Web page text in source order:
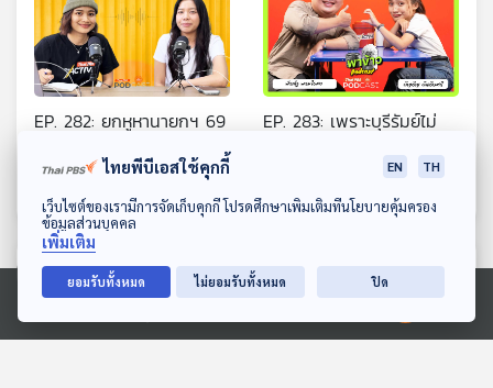
ดาวน์โหลด Thai PBS Podcast Application
Ⓒ 2020 องค์การกระจายเสียงและแพร่ภาพสาธารณะแห่งประเทศไทย
EP. 282: ยกหูหานายกฯ 69
The Active Podcast
EP. 283: เพราะบุรีรัมย์ไม่
The Active Podcast
ตอนที่เกี่ยวข้อง
ไทยพีบีเอสใช้คุกกี้ EN TH
เว็บไซต์ของเรามีการจัดเก็บคุกกี้ โปรดศึกษาเพิ่มเติมที่นโยบายคุ้มครอง
ข้อมูลส่วนบุคคล
เพิ่มเติม
ยอมรับทั้งหมด ไม่ยอมรับทั้งหมด ปิด